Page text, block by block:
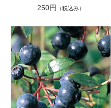
250円
（税込み）